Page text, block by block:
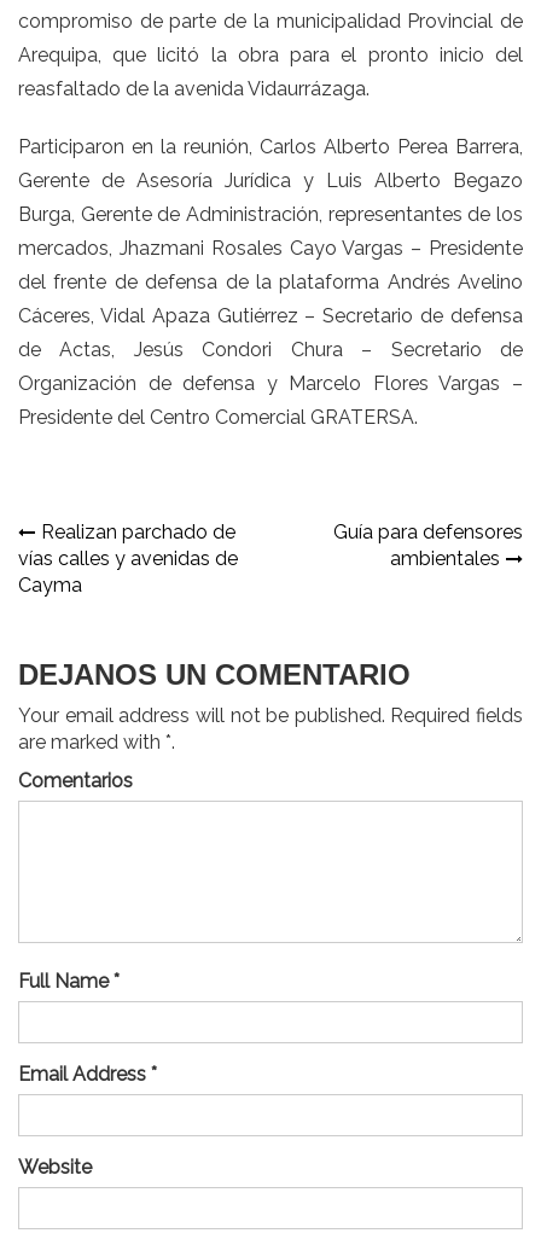
compromiso de parte de la municipalidad Provincial de
Arequipa, que licitó la obra para el pronto inicio del
reasfaltado de la avenida Vidaurrázaga.
Participaron en la reunión, Carlos Alberto Perea Barrera,
Gerente de Asesoría Jurídica y Luis Alberto Begazo
Burga, Gerente de Administración, representantes de los
mercados, Jhazmani Rosales Cayo Vargas – Presidente
del frente de defensa de la plataforma Andrés Avelino
Cáceres, Vidal Apaza Gutiérrez – Secretario de defensa
de Actas, Jesús Condori Chura – Secretario de
Organización de defensa y Marcelo Flores Vargas –
Presidente del Centro Comercial GRATERSA.
Navegación
de
Realizan parchado de
vías calles y avenidas de
Cayma
Guía para defensores
ambientales
DEJANOS UN COMENTARIO
Your email address will not be published. Required fields
are marked with *.
Comentarios
Full Name *
Email Address *
Website